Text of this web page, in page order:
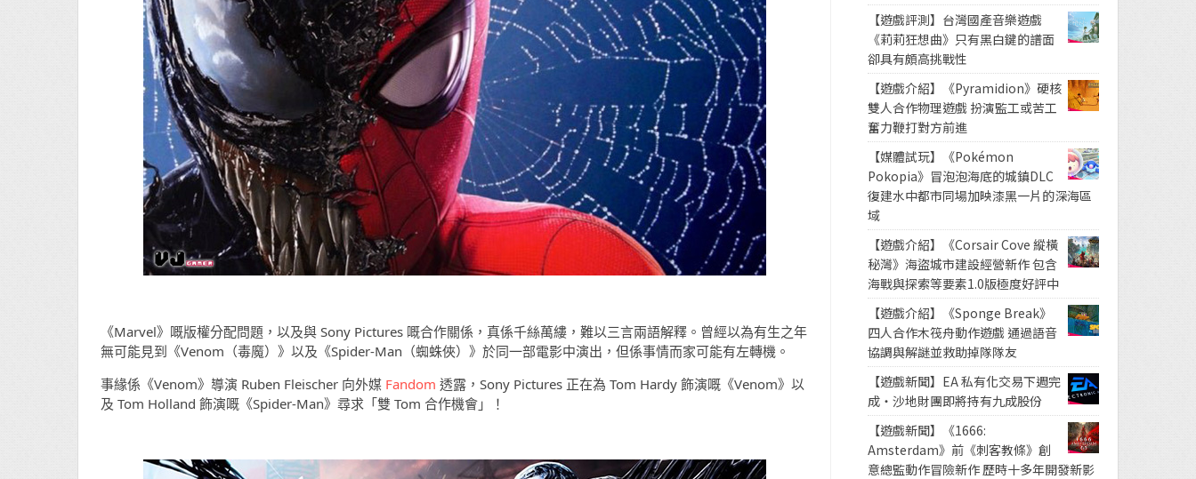
《Marvel》嘅版權分配問題，以及與 Sony Pictures 嘅合作關係，真係千絲萬縷，難以三言兩語解釋。曾經以為有生之年
無可能見到《Venom（毒魔）》以及《Spider-Man（蜘蛛俠）》於同一部電影中演出，但係事情而家可能有左轉機。
事緣係《Venom》導演 Ruben Fleischer 向外媒 Fandom 透露，Sony Pictures 正在為 Tom Hardy 飾演嘅《Venom》以
及 Tom Holland 飾演嘅《Spider-Man》尋求「雙 Tom 合作機會」！
【遊戲評測】台灣國產音樂遊戲
《莉莉狂想曲》只有黑白鍵的譜面
卻具有頗高挑戰性
【遊戲介紹】《Pyramidion》硬核
雙人合作物理遊戲 扮演監工或苦工
奮力鞭打對方前進
【媒體試玩】《Pokémon
Pokopia》冒泡泡海底的城鎮DLC
復建水中都市同場加映漆黑一片的深海區
域
【遊戲介紹】《Corsair Cove 縱橫
秘灣》海盜城市建設經營新作 包含
海戰與探索等要素1.0版極度好評中
【遊戲介紹】《Sponge Break》
四人合作木筏舟動作遊戲 通過語音
協調與解謎並救助掉隊隊友
【遊戲新聞】EA 私有化交易下週完
成・沙地財團即將持有九成股份
【遊戲新聞】《1666:
Amsterdam》前《刺客教條》創
意總監動作冒險新作 歷時十多年開發新影